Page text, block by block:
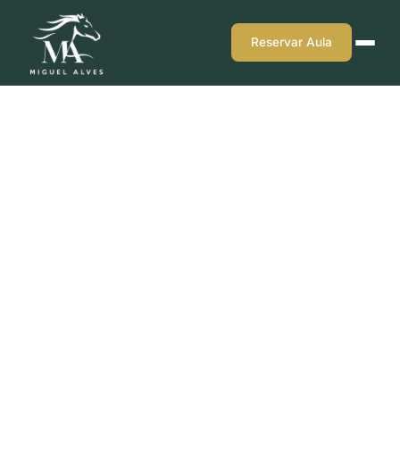
Reservar Aula